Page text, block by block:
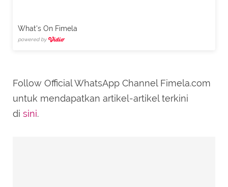
What's On Fimela
powered by
Follow Official WhatsApp Channel Fimela.com
untuk mendapatkan artikel-artikel terkini
di sini.